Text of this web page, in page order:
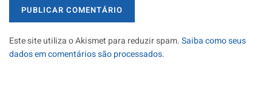
Este site utiliza o Akismet para reduzir spam.Saiba como seus
dados em comentários são processados.